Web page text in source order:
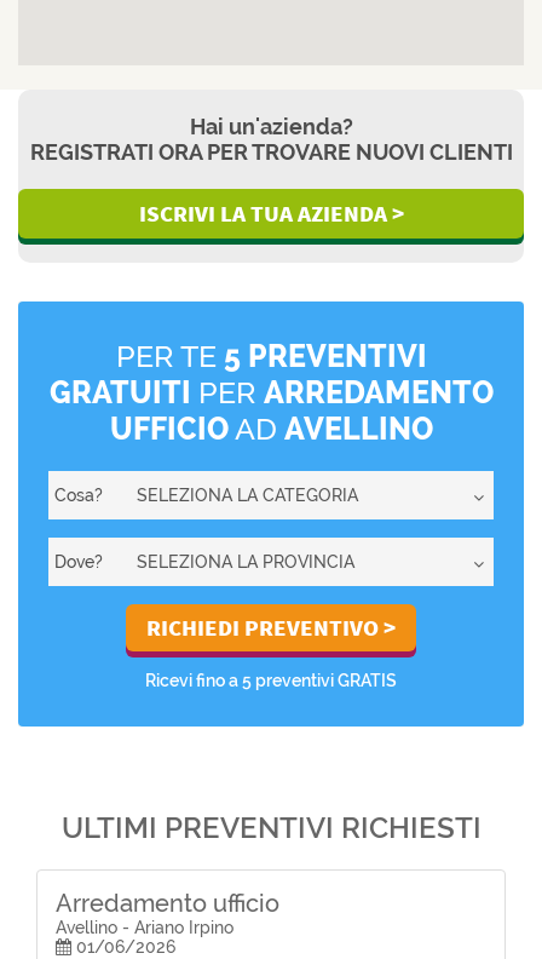
Hai un'azienda?
REGISTRATI ORA PER TROVARE NUOVI CLIENTI
ISCRIVI LA TUA AZIENDA >
PER TE 5 PREVENTIVI
GRATUITI PER ARREDAMENTO
UFFICIOAD AVELLINO
Cosa?
Dove?
Ricevi fino a 5 preventivi GRATIS
ULTIMI PREVENTIVI RICHIESTI
Arredamento ufficio
Avellino - Ariano Irpino
01/06/2026